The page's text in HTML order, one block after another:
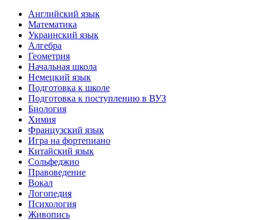
Английский язык
Математика
Украинский язык
Алгебра
Геометрия
Начальная школа
Немецкий язык
Подготовка к школе
Подготовка к поступлению в ВУЗ
Биология
Химия
Французский язык
Игра на фортепиано
Китайский язык
Сольфеджио
Правоведение
Вокал
Логопедия
Психология
Живопись